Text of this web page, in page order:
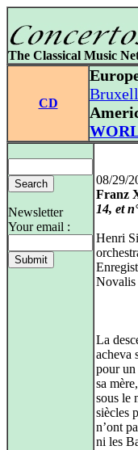
The Classical Music
CD
Newsletter
Your email :
08/29/
Franz
14, et
Henri
Novalis
La
acheva
pour
sa
sous le
siècles
n’ont
ni les